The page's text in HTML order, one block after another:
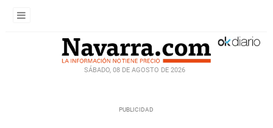
SÁBADO, 08 DE AGOSTO DE 2026